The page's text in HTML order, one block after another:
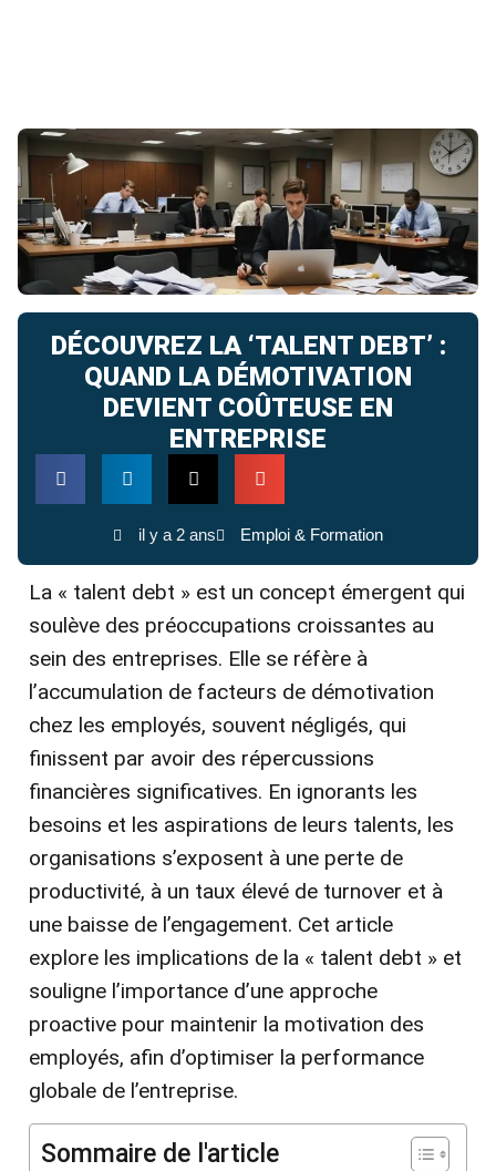
DÉCOUVREZ LA ‘TALENT DEBT’ :
QUAND LA DÉMOTIVATION
DEVIENT COÛTEUSE EN
ENTREPRISE
il y a 2 ans Emploi & Formation
La « talent debt » est un concept émergent qui
soulève des préoccupations croissantes au
sein des entreprises. Elle se réfère à
l’accumulation de facteurs de démotivation
chez les employés, souvent négligés, qui
finissent par avoir des répercussions
financières significatives. En ignorants les
besoins et les aspirations de leurs talents, les
organisations s’exposent à une perte de
productivité, à un taux élevé de turnover et à
une baisse de l’engagement. Cet article
explore les implications de la « talent debt » et
souligne l’importance d’une approche
proactive pour maintenir la motivation des
employés, afin d’optimiser la performance
globale de l’entreprise.
Sommaire de l'article